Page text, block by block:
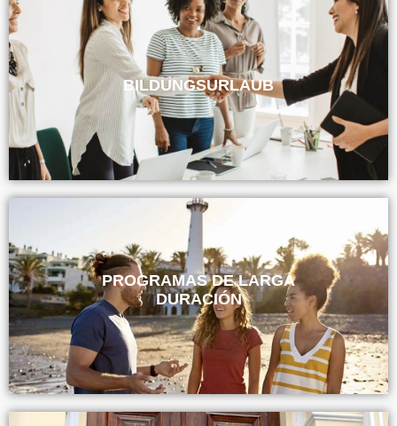
BILDUNGSURLAUB
PROGRAMAS DE LARGA
DURACIÓN